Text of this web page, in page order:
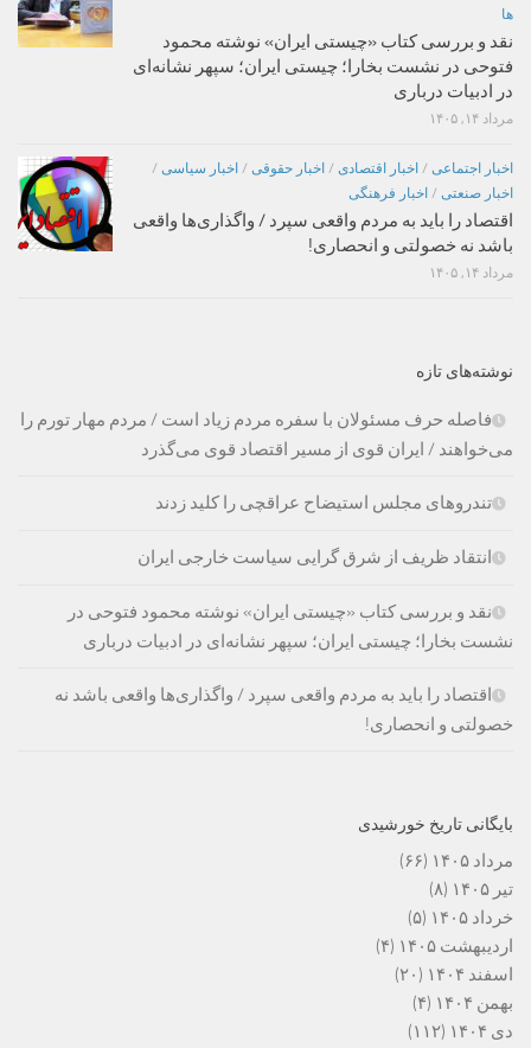
ها
نقد و بررسی کتاب «چیستی ایران» نوشته محمود
فتوحی در نشست بخارا؛ چیستی ایران؛ سپهر نشانه‌ای
در ادبیات درباری
مرداد ۱۴, ۱۴۰۵
اخبار اجتماعی / اخبار اقتصادی / اخبار حقوقی / اخبار سیاسی /
اخبار صنعتی / اخبار فرهنگی
اقتصاد را باید به مردم واقعی سپرد / واگذاری‌ها واقعی
باشد نه خصولتی و انحصاری!
مرداد ۱۴, ۱۴۰۵
نوشته‌های تازه
فاصله حرف مسئولان با سفره مردم زیاد است / مردم مهار تورم را
می‌خواهند / ایران قوی از مسیر اقتصاد قوی می‌گذرد
تندروهای مجلس استیضاح عراقچی را کلید زدند
انتقاد ظریف از شرق گرایی سیاست خارجی ایران
نقد و بررسی کتاب «چیستی ایران» نوشته محمود فتوحی در
نشست بخارا؛ چیستی ایران؛ سپهر نشانه‌ای در ادبیات درباری
اقتصاد را باید به مردم واقعی سپرد / واگذاری‌ها واقعی باشد نه
خصولتی و انحصاری!
بایگانی تاریخ خورشیدی
مرداد ۱۴۰۵
(۶۶)
تیر ۱۴۰۵
(۸)
خرداد ۱۴۰۵
(۵)
اردیبهشت ۱۴۰۵
(۴)
اسفند ۱۴۰۴
(۲۰)
بهمن ۱۴۰۴
(۴)
دی ۱۴۰۴
(۱۱۲)